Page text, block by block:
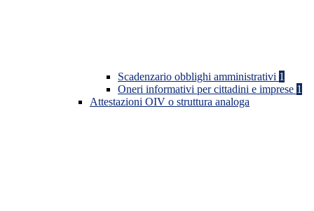
Scadenzario obblighi amministrativi 1
Oneri informativi per cittadini e imprese 1
Attestazioni OIV o struttura analoga